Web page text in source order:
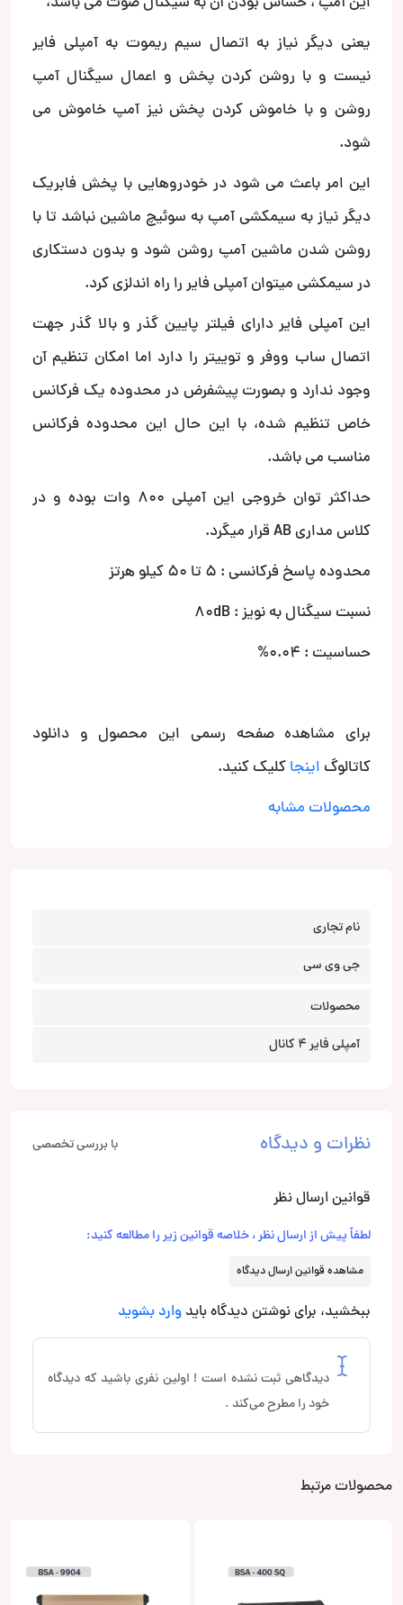
یعنی دیگر نیاز به اتصال سیم ریموت به آمپلی فایر
نیست و با روشن کردن پخش و اعمال سیگنال آمپ
روشن و با خاموش کردن پخش نیز آمپ خاموش می
شود.
این امر باعث می شود در خودروهایی با پخش فابریک
دیگر نیاز به سیمکشی آمپ به سوئیچ ماشین نباشد تا با
روشن شدن ماشین آمپ روشن شود و بدون دستکاری
در سیمکشی میتوان آمپلی فایر را راه اندلزی کرد.
این آمپلی فایر دارای فیلتر پایین گذر و بالا گذر جهت
اتصال ساب ووفر و توییتر را دارد اما امکان تنظیم آن
وجود ندارد و بصورت پیشفرض در محدوده یک فرکانس
خاص تنظیم شده، با این حال این محدوده فرکانس
مناسب می باشد.
حداکثر توان خروجی این آمپلی 800 وات بوده و در
کلاس مداری AB قرار میگرد.
محدوده پاسخ فرکانسی : 5 تا 50 کیلو هرتز
نسبت سیگنال به نویز : 80dB
حساسیت : 0.04%
برای مشاهده صفحه رسمی این محصول و دانلود
کاتالوگ اینجاکلیک کنید.
محصولات مشابه
نام تجاری
جی وی سی
محصولات
آمپلی فایر 4 کانال
نظرات و دیدگاه با بررسی تخصصی
قوانین ارسال نظر
لطفاً پیش از ارسال نظر ، خلاصه قوانین زیر را مطالعه کنید:
مشاهده قوانین ارسال دیدگاه
ببخشید، برای نوشتن دیدگاه باید وارد بشوید
دیدگاهی ثبت نشده است ! اولین نفری باشید که دیدگاه
خود را مطرح می‌کند .
محصولات مرتبط